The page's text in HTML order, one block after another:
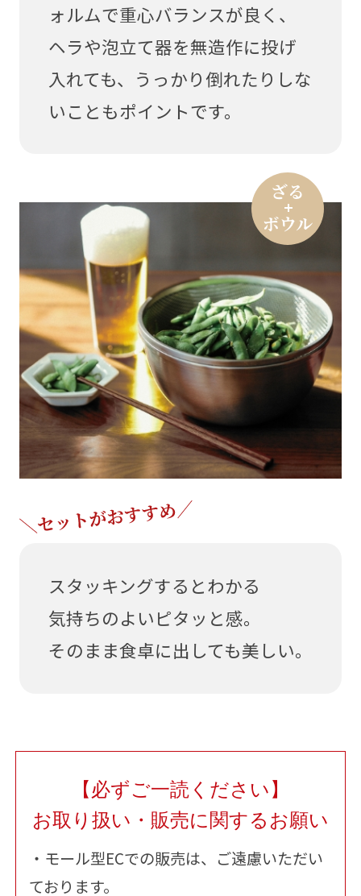
ォルムで重心バランスが良く、
ヘラや泡立て器を無造作に投げ
入れても、うっかり倒れたりしな
いこともポイントです。
スタッキングするとわかる
気持ちのよいピタッと感。
そのまま食卓に出しても美しい。
【必ずご一読ください】
お取り扱い・販売に関するお願い
・モール型ECでの販売は、ご遠慮いただい
ております。